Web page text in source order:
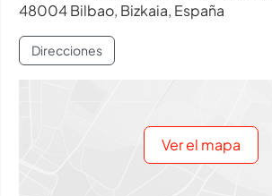
48004 Bilbao, Bizkaia, España
Direcciones
Ver el mapa